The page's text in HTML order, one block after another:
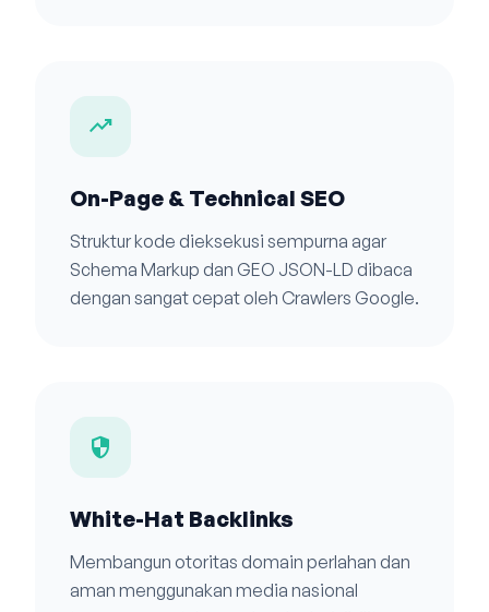
trending_up
On-Page & Technical SEO
Struktur kode dieksekusi sempurna agar
Schema Markup dan GEO JSON-LD dibaca
dengan sangat cepat oleh Crawlers Google.
security
White-Hat Backlinks
Membangun otoritas domain perlahan dan
aman menggunakan media nasional